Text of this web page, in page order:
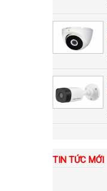
TIN TỨC MỚI